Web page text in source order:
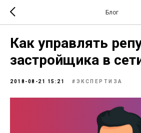
Блог
Как управлять
застройщика в
2018-08-21 15:21 #ЭКСПЕРТИЗА